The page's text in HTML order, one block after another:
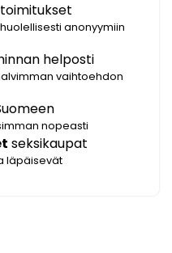
anonyymiin
helposti
vaihtoehdon
nopeasti
seksikaupat
läpäisevät